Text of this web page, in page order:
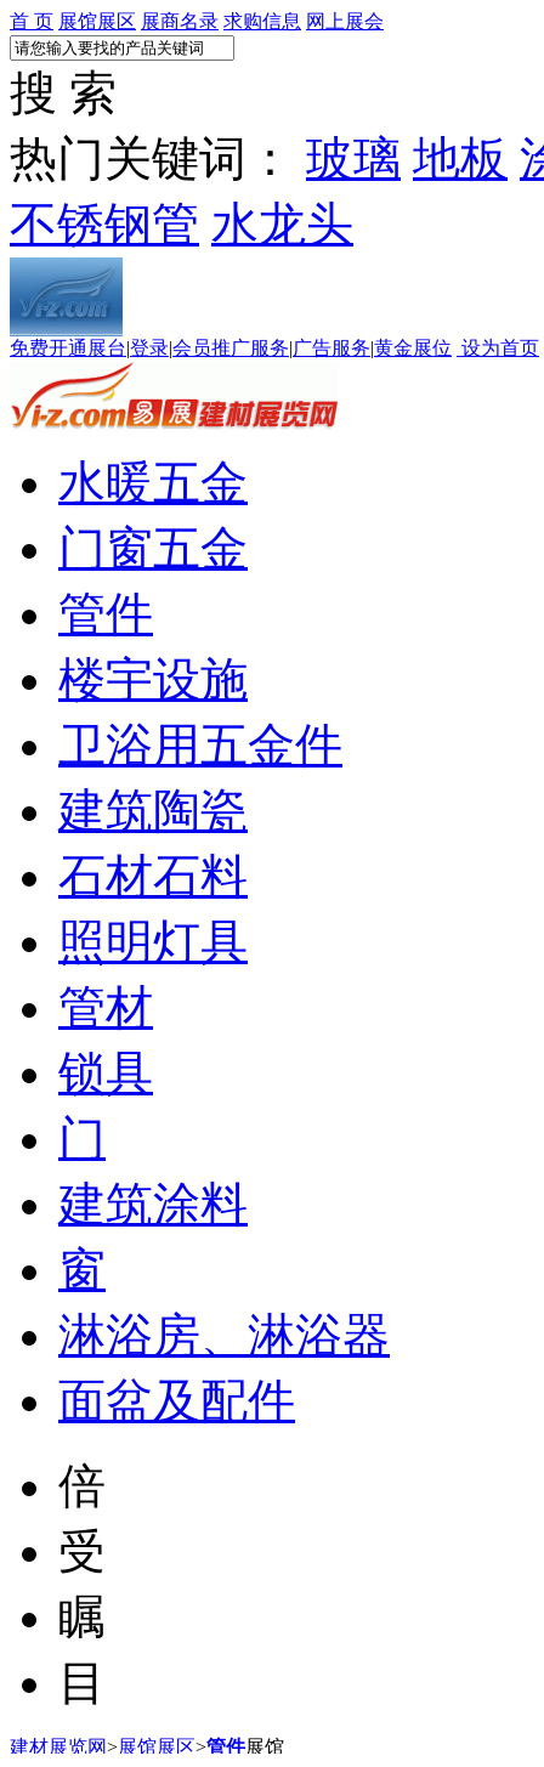
首 页 展馆展区 展商名录 求购信息 网上展会
搜 索
热门关键词： 玻璃 地板
不锈钢管 水龙头
免费开通展台|登录|会员推广服务|广告服务|黄金展位 设为首页
水暖五金
门窗五金
管件
楼宇设施
卫浴用五金件
建筑陶瓷
石材石料
照明灯具
管材
锁具
门
建筑涂料
窗
淋浴房、淋浴器
面盆及配件
倍
受
瞩
目
建材展览网>展馆展区>管件展馆